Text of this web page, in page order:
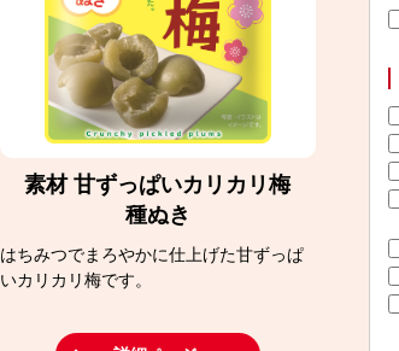
素材 甘ずっぱいカリカリ梅
種ぬき
はちみつでまろやかに仕上げた甘ずっぱ
いカリカリ梅です。